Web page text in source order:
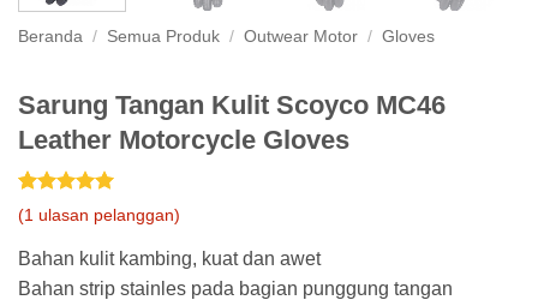
Beranda / Semua Produk / Outwear Motor / Gloves
Sarung Tangan Kulit Scoyco MC46
Leather Motorcycle Gloves
Peringkat5
dari 5
berdasarkan
1
penilaian
pelanggan
(1 ulasan pelanggan)
Bahan kulit kambing, kuat dan awet
Bahan strip stainles pada bagian punggung tangan